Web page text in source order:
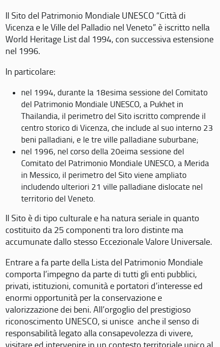
Il Sito del Patrimonio Mondiale UNESCO “Città di
Vicenza e le Ville del Palladio nel Veneto” è iscritto nella
World Heritage List dal 1994, con successiva estensione
nel 1996.
In particolare:
nel 1994, durante la 18esima sessione del Comitato
del Patrimonio Mondiale UNESCO, a Pukhet in
Thailandia, il perimetro del Sito iscritto comprende il
centro storico di Vicenza, che include al suo interno 23
beni palladiani, e le tre ville palladiane suburbane;
nel 1996, nel corso della 20eima sessione del
Comitato del Patrimonio Mondiale UNESCO, a Merida
in Messico, il perimetro del Sito viene ampliato
includendo ulteriori 21 ville palladiane dislocate nel
territorio del Veneto.
Il Sito è di tipo culturale e ha natura seriale in quanto
costituito da 25 componenti tra loro distinte ma
accumunate dallo stesso Eccezionale Valore Universale.
Entrare a fa parte della Lista del Patrimonio Mondiale
comporta l’impegno da parte di tutti gli enti pubblici,
privati, istituzioni, comunità e portatori d’interesse ed
enormi opportunità per la conservazione e
valorizzazione dei beni. All’orgoglio del prestigioso
riconoscimento UNESCO, si unisce anche il senso di
responsabilità legato alla consapevolezza di vivere,